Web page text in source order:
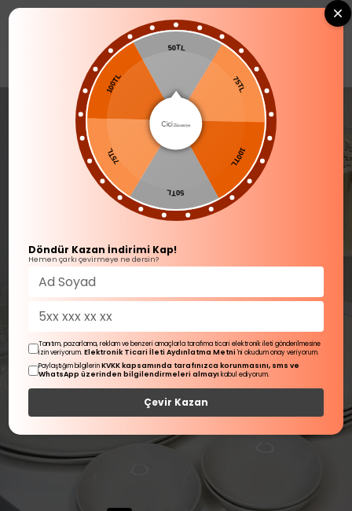
0
SOFRA ÜRÜNLERİ Kahvaltı Takımı
50TL
75TL
100TL
50TL
75TL
100TL
Döndür Kazan İndirimi Kap!
Hemen çarkı çevirmeye ne dersin?
Tanıtım, pazarlama, reklam ve benzeri amaçlarla tarafıma ticari elektronik ileti gönderilmesine
izin veriyorum.Elektronik Ticari İleti Aydınlatma Metni 'ni okudum onay veriyorum.
Paylaştığım bilgilerinKVKK kapsamında tarafınızca korunmasını, sms ve
WhatsApp üzerinden bilgilendirmeleri almayı kabul ediyorum.
Çevir Kazan